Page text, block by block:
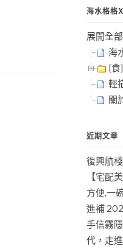
海水格格
展開全部
海
[食
輕
關
近期文章
復興航
【宅配
方便,一
進補
手信霧
代，走